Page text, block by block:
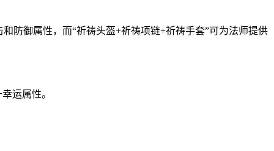
防御属性，而“祈祷头盔+祈祷项链+祈祷手套”可为法师提供
运属性。